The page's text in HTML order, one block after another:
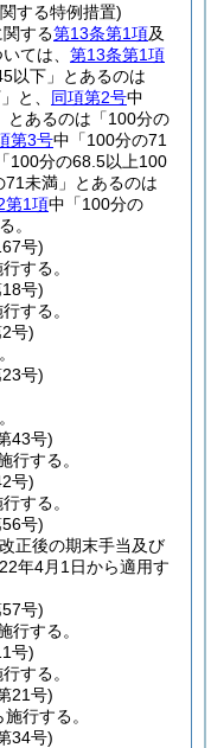
する特例措置)
する第13条第1項及
ては、 第13条第1項
以下」とあるのは
と、 同項第2号中
とあるのは「100分の
第3号中「100分の71
100分の68.5以上100
71未満」とあるのは
第1項中「100分の
。
号)
する。
号)
する。
号)
号)
43号)
行する。
号)
する。
号)
正後の期末手当及び
年4月1日から適用す
号)
行する。
号)
する。
21号)
行する。
34号)